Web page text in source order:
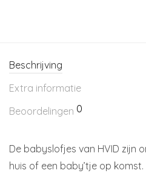
Beschrijving
Extra informatie
Beoordelingen 0
De babyslofjes van HVID zijn
huis of een baby’tje op